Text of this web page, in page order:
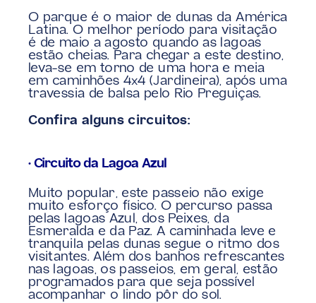
O parque é o maior de dunas da América
Latina. O melhor período para visitação
é de maio a agosto quando as lagoas
estão cheias. Para chegar a este destino,
leva-se em torno de uma hora e meia
em caminhões 4×4 (Jardineira), após uma
travessia de balsa pelo Rio Preguiças.
Confira alguns circuitos:
• Circuito da Lagoa Azul
Muito popular, este passeio não exige
muito esforço físico. O percurso passa
pelas lagoas Azul, dos Peixes, da
Esmeralda e da Paz. A caminhada leve e
tranquila pelas dunas segue o ritmo dos
visitantes. Além dos banhos refrescantes
nas lagoas, os passeios, em geral, estão
programados para que seja possível
acompanhar o lindo pôr do sol.